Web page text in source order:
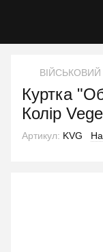
Куртка
Колір
Артикул: KVG